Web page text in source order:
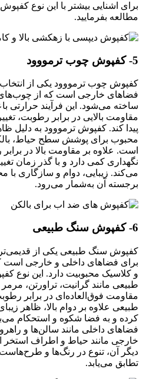
برای اشنایی بیشتر با این نوع
مطالعه بفرمایید.
5- کفپوش چوب ترمووود
کفپوش چوب ترمووود یکی از
فضاهای خارجی است که از چوب‌های
ساخته می‌شود. این فرآیند
مقاومت بالایی در برابر رطوبت،
پیدا کند. کفپوش ترمووود به دلیل
محبوب برای پوشش سطح حیاط،
است. علاوه بر مقاومت بالا در
نگهداری کمی دارد و با گذر زمان
می‌کند. زیبایی، دوام و سازگاری
برجسته آن به‌شمار می‌رود.
6- کفپوش سنگ طبیعی
کفپوش سنگ طبیعی یکی از
برای فضاهای داخلی و خارجی است
و کلاسیک محبوبیت دارد. این نوع
طبیعی مانند گرانیت، تراورتن،
مقاومت فوق‌العاده‌ای در برابر
طبیعی علاوه بر دوام بالا، ظاهر
کرده و به فضا شکوه و استحکام
فضاهای داخلی مانند سالن‌ها و
خارجی مانند حیاط و اطراف استخر
دیگر آن، تنوع در رنگ‌ها و
تطابق می‌یابد.